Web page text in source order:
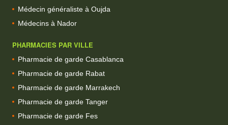
Médecin généraliste à Oujda
Médecins à Nador
PHARMACIES PAR VILLE
Pharmacie de garde Casablanca
Pharmacie de garde Rabat
Pharmacie de garde Marrakech
Pharmacie de garde Tanger
Pharmacie de garde Fes